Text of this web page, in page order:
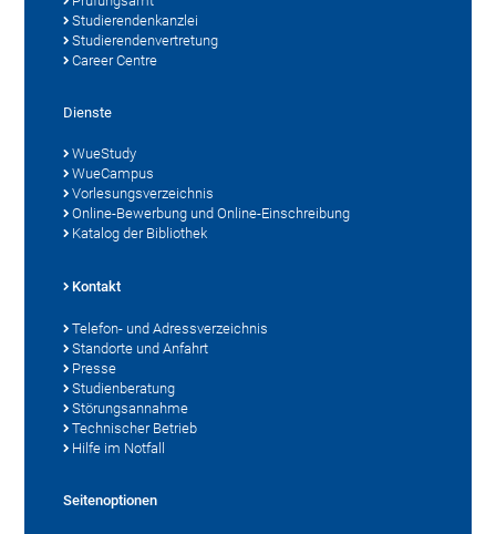
Studierendenkanzlei
Studierendenvertretung
Career Centre
Dienste
WueStudy
WueCampus
Vorlesungsverzeichnis
Online-Bewerbung und Online-Einschreibung
Katalog der Bibliothek
Kontakt
Telefon- und Adressverzeichnis
Standorte und Anfahrt
Presse
Studienberatung
Störungsannahme
Technischer Betrieb
Hilfe im Notfall
Seitenoptionen